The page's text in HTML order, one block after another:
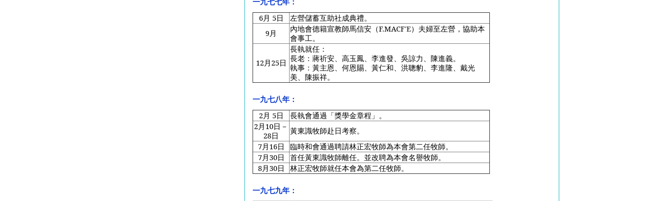
6月 5日
左營儲蓄互助社成典禮。
9月
內地會德籍宣教師馬信安（F.MACF'E）夫婦至左營，協助本
會事工。
12月25日
長執就任：
長老：蔣祈安、高玉鳳、李進發、吳諒力、陳進義。
執事：黃主恩、何恩賜、黃仁和、洪聰豹、李進隆、戴光
美、陳振祥。
一九七八年：
2月 5日
長執會通過「獎學金章程」。
2月10日－
28日
黃東識牧師赴日考察。
7月16日
臨時和會通過聘請林正宏牧師為本會第二任牧師。
7月30日
首任黃東識牧師離任。並改聘為本會名譽牧師。
8月30日 林正宏牧師就任本會為第二任牧師。
一九七九年：